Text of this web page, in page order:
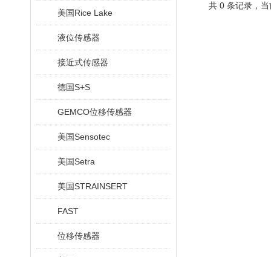
美国Rice Lake
液位传感器
接近式传感器
德国S+S
GEMCO位移传感器
美国Sensotec
美国Setra
美国STRAINSERT
FAST
位移传感器
共 0 条记录，